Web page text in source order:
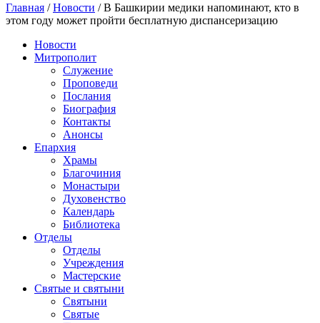
Главная /Новости /В Башкирии медики напоминают, кто в
этом году может пройти бесплатную диспансеризацию
Новости
Митрополит
Служение
Проповеди
Послания
Биография
Контакты
Анонсы
Епархия
Храмы
Благочиния
Монастыри
Духовенство
Календарь
Библиотека
Отделы
Отделы
Учреждения
Мастерские
Святые и святыни
Cвятыни
Cвятые